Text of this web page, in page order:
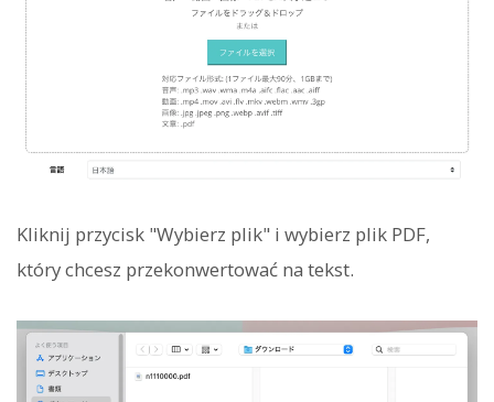
Kliknij przycisk "Wybierz plik" i wybierz plik PDF,
który chcesz przekonwertować na tekst.